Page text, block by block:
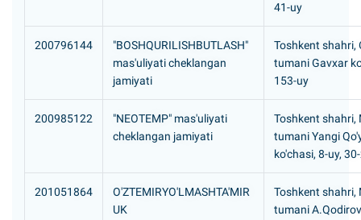
41-uy
200796144
"BOSHQURILISHBUTLASH"
mas'uliyati cheklangan
jamiyati
Toshkent shahri,
tumani Gavxar
153-uy
200985122
"NEOTEMP" mas'uliyati
cheklangan jamiyati
Toshkent shahri,
tumani Yangi
ko'chasi, 8-uy,
201051864
O'ZTEMIRYO'LMASHTA'MIR
UK
Toshkent shahri,
tumani